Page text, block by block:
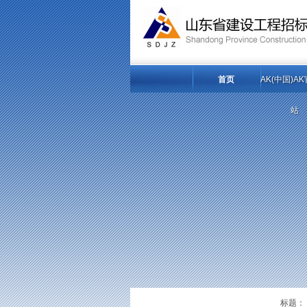
首页 AK(中国)AK
站
标题：